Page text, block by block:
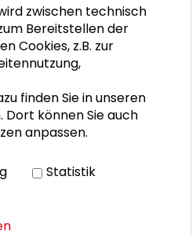
30 Jahre
zwischen technisch
Bereitstellen der
Cookies, z.B. zur
finden Sie in unseren
. Dort können Sie auch
anpassen.
Statistik